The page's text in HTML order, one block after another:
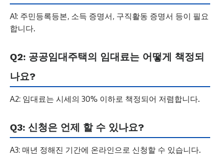
A1: 주민등록등본, 소득 증명서, 구직활동 증명서 등이 필요
합니다.
Q2: 공공임대주택의 임대료는 어떻게 책정되
나요?
A2: 임대료는 시세의 30% 이하로 책정되어 저렴합니다.
Q3: 신청은 언제 할 수 있나요?
A3: 매년 정해진 기간에 온라인으로 신청할 수 있습니다.